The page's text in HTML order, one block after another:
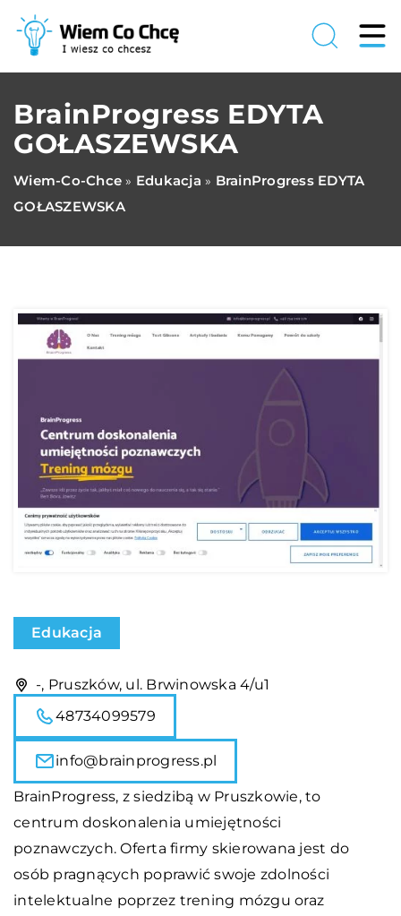
BrainProgress EDYTA
GOŁASZEWSKA
Wiem-Co-Chce » Edukacja » BrainProgress EDYTA
GOŁASZEWSKA
Edukacja
-, Pruszków, ul. Brwinowska 4/u1
48734099579
info@brainprogress.pl
BrainProgress, z siedzibą w Pruszkowie, to
centrum doskonalenia umiejętności
poznawczych. Oferta firmy skierowana jest do
osób pragnących poprawić swoje zdolności
intelektualne poprzez trening mózgu oraz